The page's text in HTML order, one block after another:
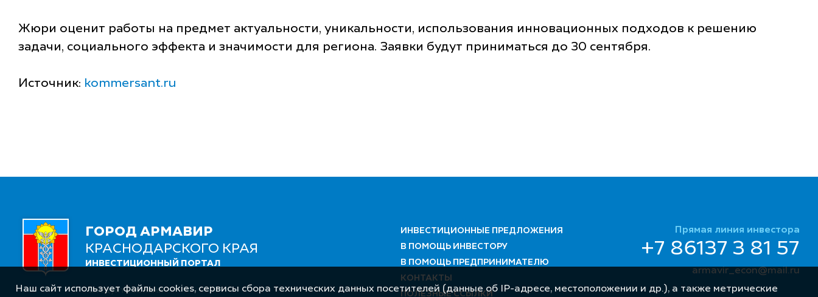
Жюри оценит работы на предмет актуальности, уникальности, использования инновационных подходов к решению
задачи, социального эффекта и значимости для региона. Заявки будут приниматься до 30 сентября.
Источник: kommersant.ru
ГОРОД АРМАВИР
КРАСНОДАРСКОГО КРАЯ
ИНВЕСТИЦИОННЫЙ ПОРТАЛ
Следуйте за нами
ИНВЕСТИЦИОННЫЕ ПРЕДЛОЖЕНИЯ
В ПОМОЩЬ ИНВЕСТОРУ
В ПОМОЩЬ ПРЕДПРИНИМАТЕЛЮ
КОНТАКТЫ
ПОЛЕЗНЫЕ ССЫЛКИ
Прямая линия инвестора
+7 86137 3 81 57
armavir_econ@mail.ru
Наш сайт использует файлы cookies, сервисы сбора технических данных посетителей (данные об IP-адресе, местоположении и др.), а также метрические